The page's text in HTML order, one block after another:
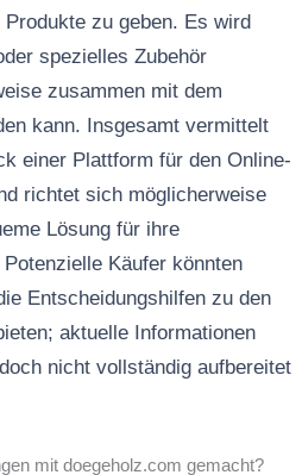
zu geben. Es wird
spezielles Zubehör
zusammen mit dem
kann. Insgesamt vermittelt
einer Plattform für den Online-
richtet sich möglicherweise
Lösung für ihre
Käufer könnten
Entscheidungshilfen zu den
aktuelle Informationen
nicht vollständig aufbereitet
mit doegeholz.com gemacht?